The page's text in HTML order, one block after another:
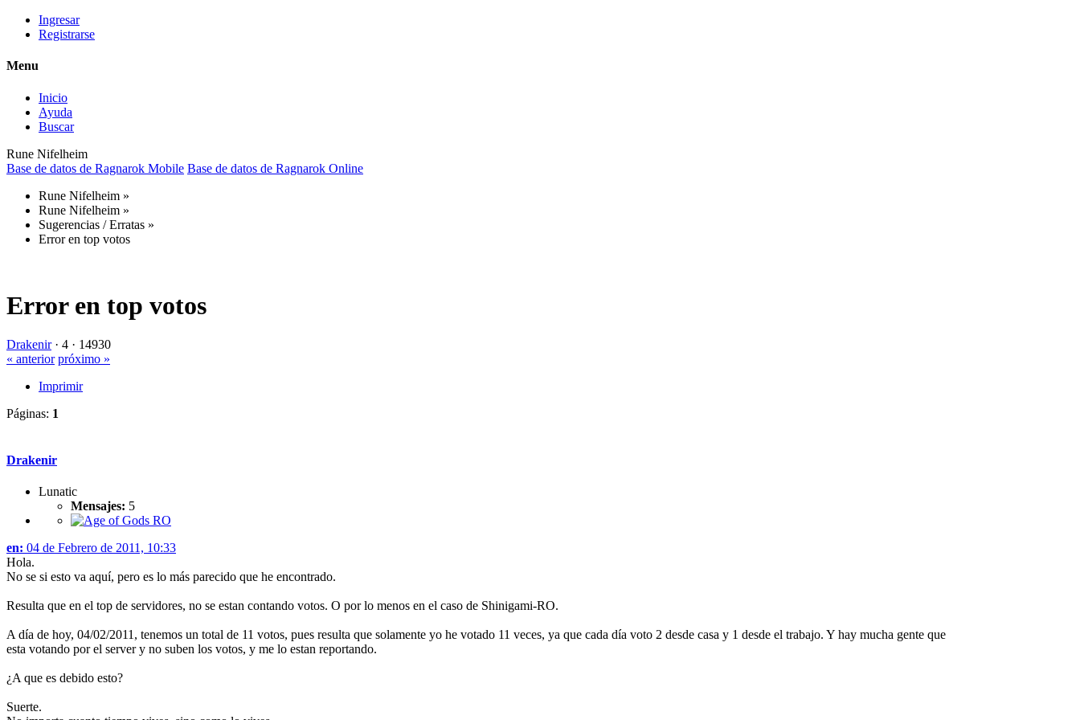
Ingresar
Registrarse
Menu
Inicio
Ayuda
Buscar
Rune Nifelheim
Base de datos de Ragnarok Mobile Base de datos de Ragnarok Online
Rune Nifelheim »
Rune Nifelheim »
Sugerencias / Erratas »
Error en top votos
Error en top votos
Drakenir· 4 · 14930
« anterior próximo »
Imprimir
Páginas: 1
Drakenir
Lunatic
Mensajes: 5
en: 04 de Febrero de 2011, 10:33
Hola.
No se si esto va aquí, pero es lo más parecido que he encontrado.
Resulta que en el top de servidores, no se estan contando votos. O por lo menos en el caso de Shinigami-RO.
A día de hoy, 04/02/2011, tenemos un total de 11 votos, pues resulta que solamente yo he votado 11 veces, ya que cada día voto 2 desde casa y 1 desde el trabajo. Y hay mucha gente que
esta votando por el server y no suben los votos, y me lo estan reportando.
¿A que es debido esto?
Suerte.